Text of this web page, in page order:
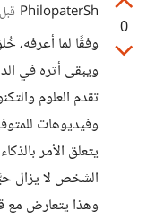
0
PhilopaterSh
وفقًا لما أعرفه،
ويبقى أثره في
تقدم العلوم
وفيديوهات
يتعلق الأمر
الشخص لا يزال
وهذا يتعارض مع